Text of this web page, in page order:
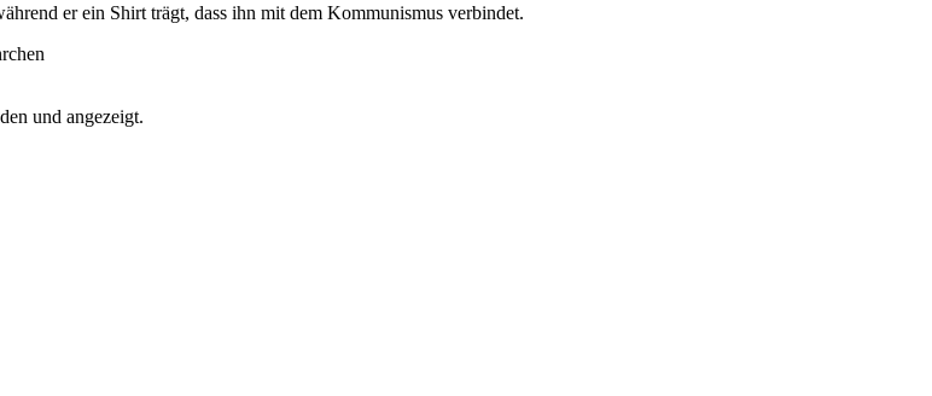
er ein Shirt trägt, dass ihn mit dem Kommunismus verbindet.
und angezeigt.